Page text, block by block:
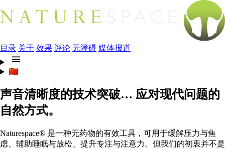
目录 关于 效果 评论 无障碍 媒体报道
🇨🇳
声音清晰度的技术突破… 应对现代问题的
自然方式。
Naturespace® 是一种无药物的有效工具，可用于缓解压力与焦
虑、辅助睡眠与放松、提升专注与注意力。但我们的初衷并不是